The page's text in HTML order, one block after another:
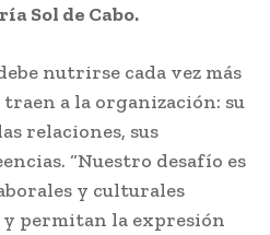
Sol de Cabo.
nutrirse cada vez más
traen a la organización: su
relaciones, sus
“Nuestro desafío es
y culturales
permitan la expresión